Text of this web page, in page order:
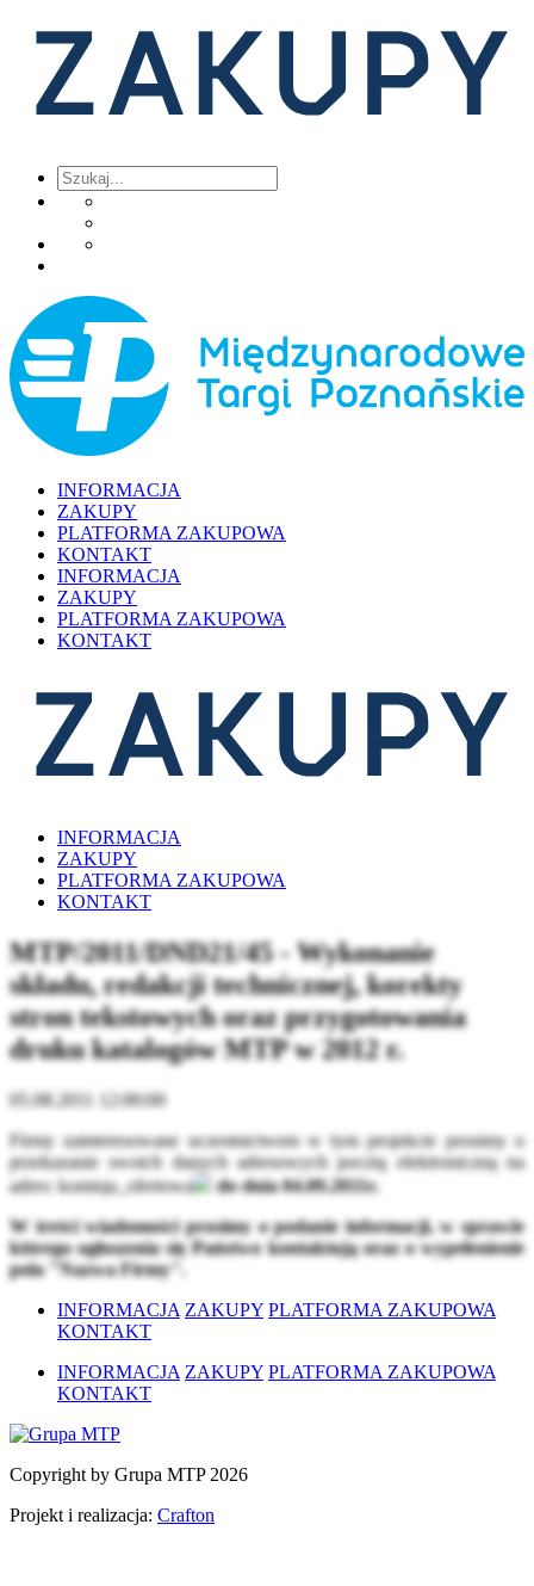
INFORMACJA
ZAKUPY
PLATFORMA ZAKUPOWA
KONTAKT
INFORMACJA
ZAKUPY
PLATFORMA ZAKUPOWA
KONTAKT
INFORMACJA
ZAKUPY
PLATFORMA ZAKUPOWA
KONTAKT
MTP/2011/DND21/45 - Wykonanie
składu, redakcji technicznej, korekty
stron tekstowych oraz przygotowania
druku katalogów MTP w 2012 r.
05.08.2011 12:00:00
Firmy zainteresowane uczestnictwem w tym projekcie prosimy o
przekazanie swoich danych adresowych pocztą elektroniczną na
adres: komisja_ofertowa
do dnia 04.09.2011r.
W treści wiadomości prosimy o podanie informacji, w sprawie
którego ogłoszenia się Państwo kontaktują oraz o wypełenienie
pola "Nazwa Firmy".
INFORMACJA ZAKUPY PLATFORMA ZAKUPOWA
KONTAKT
INFORMACJA ZAKUPY PLATFORMA ZAKUPOWA
KONTAKT
Copyright by Grupa MTP 2026
Projekt i realizacja: Crafton